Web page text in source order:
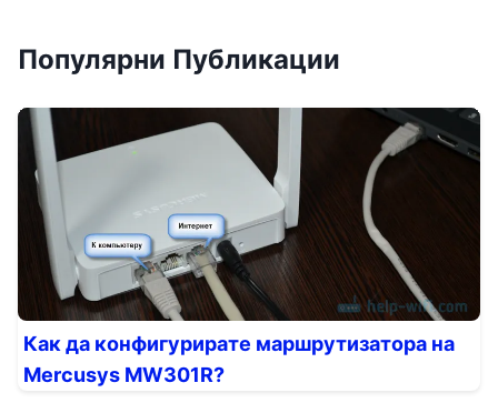
Популярни Публикации
Как да конфигурирате маршрутизатора на
Mercusys MW301R?